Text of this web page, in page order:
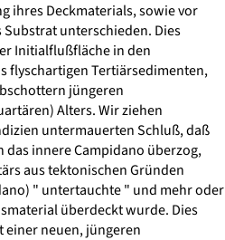
ihres Deckmaterials, sowie vor
unterschieden. Dies
Initialflußfläche in den
flyschartigen Tertiärsedimenten,
jüngeren
Alters. Wir ziehen
untermauerten Schluß, daß
innere Campidano überzog,
aus tektonischen Gründen
" untertauchte " und mehr oder
überdeckt wurde. Dies
neuen, jüngeren